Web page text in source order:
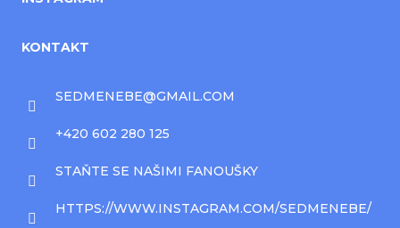
KONTAKT
SEDMENEBE@GMAIL.COM
+420 602 280 125
STAŇTE SE NAŠIMI FANOUŠKY
HTTPS://WWW.INSTAGRAM.COM/SEDMENEBE/